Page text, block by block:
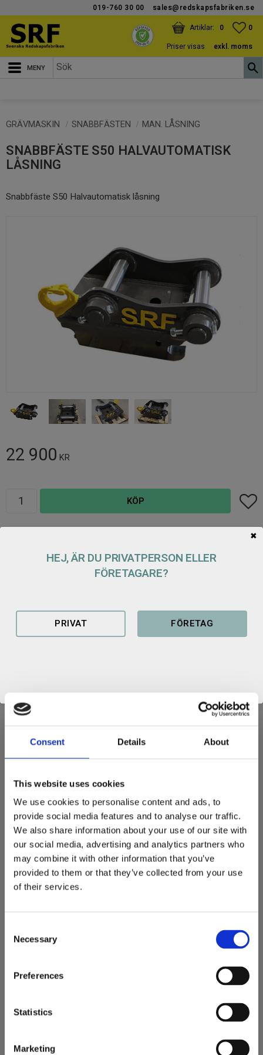
Consent Details About
This website uses cookies
We use cookies to personalise content and ads, to
provide social media features and to analyse our traffic.
We also share information about your use of our site with
our social media, advertising and analytics partners who
may combine it with other information that you’ve
provided to them or that they’ve collected from your use
of their services.
Necessary
Preferences
Statistics
Marketing
Meny
019-760 30 00 sales@redskapsfabriken.se
0
KUNDVAGN
ANTAL PRODUKTER:
0
Priser visas
exkl. moms
GRÄVMASKIN SNABBFÄSTEN MAN. LÅSNING
SNABBFÄSTE S50 HALVAUTOMATISK
LÅSNING
Snabbfäste S50 Halvautomatisk låsning
22 900 KR
KÖP Lägg
100179101294
SNABBFÄSTE
Halvautomatisk låsning
Tillverkad i Sverige
Tillverkas på beställning efter din maskins infästningsmått.
Kontakta oss på 019-760 3000 eller sales@redskapsfabriken.se
HEJ, ÄR DU PRIVATPERSON ELLER
FÖRETAGARE?
PRIVAT FÖRETAG
✖